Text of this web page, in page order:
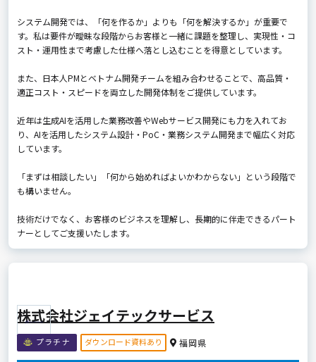
システム開発では、「何を作るか」よりも「何を解決するか」が重要で
す。私は要件が曖昧な段階からお客様と一緒に課題を整理し、実現性・コ
スト・運用性まで考慮した仕様へ落とし込むことを得意としています。
また、日本人PMとベトナム開発チームを組み合わせることで、高品質・
適正コスト・スピードを両立した開発体制をご提供しています。
近年は生成AIを活用した業務改善やWebサービス開発にも力を入れてお
り、AIを活用したシステム設計・PoC・業務システム開発まで幅広く対応
しています。
「まずは相談したい」「何から始めればよいかわからない」という段階で
も構いません。
技術だけでなく、お客様のビジネスを理解し、長期的に伴走できるパート
ナーとしてご支援いたします。
株式会社ジェイテックサービス
プラチナ ダウンロード資料あり 福岡県